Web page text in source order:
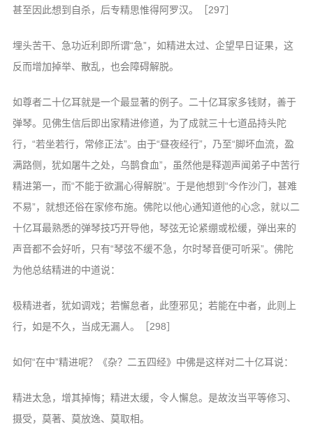
甚至因此想到自杀，后专精思惟得阿罗汉。［297］
埋头苦干、急功近利即所谓“急”，如精进太过、企望早日证果，这
反而增加掉举、散乱，也会障碍解脱。
如尊者二十亿耳就是一个最显著的例子。二十亿耳家多钱财，善于
弹琴。见佛生信后即出家精进修道，为了成就三十七道品持头陀
行，“若坐若行，常修正法”。由于“昼夜经行”，乃至“脚坏血流，盈
满路侧，犹如屠牛之处，乌鹊食血”，虽然他是释迦声闻弟子中苦行
精进第一，而“不能于欲漏心得解脱”。于是他想到“今作沙门，甚难
不易”，就想还俗在家修布施。佛陀以他心通知道他的心念，就以二
十亿耳最熟悉的弹琴技巧开导他，琴弦无论紧绷或松缓，弹出来的
声音都不会好听，只有“琴弦不缓不急，尔时琴音便可听采”。佛陀
为他总结精进的中道说：
极精进者，犹如调戏；若懈怠者，此堕邪见；若能在中者，此则上
行，如是不久，当成无漏人。［298］
如何“在中”精进呢？《杂？二五四经》中佛是这样对二十亿耳说：
精进太急，增其掉悔；精进太缓，令人懈怠。是故汝当平等修习、
摄受，莫著、莫放逸、莫取相。